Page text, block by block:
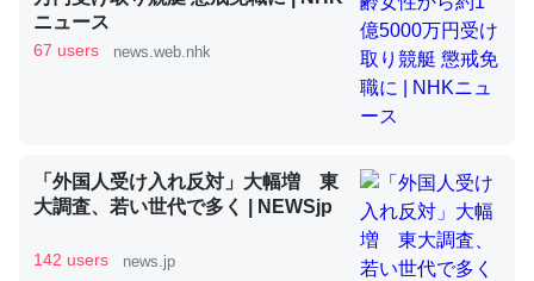
論文では「淡水はカルシウムも酸素も不足してて両方に不
利だから両方が拮抗してるのでは」とあって面白い。海に
ずキチンを強化してる筈だが、酵素が違うのか？
─ニュース :: 【研究発表】昆虫学の大問題＝「昆虫はなぜ海にいな
ニュース
67 users news.web.nhk
「外国人受け入れ反対」大幅増 東
大調査、若い世代で多く | NEWSjp
142 users news.jp